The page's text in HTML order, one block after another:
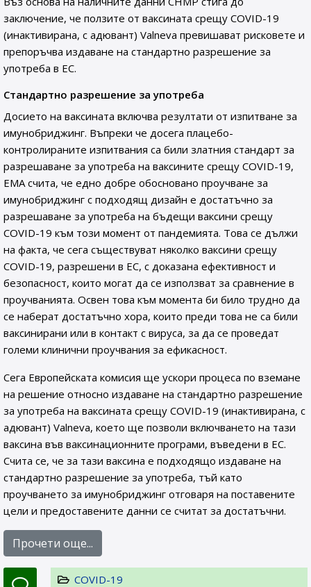
заключение, че ползите от ваксината срещу COVID-19
(инактивирана, с адювант) Valneva превишават рисковете и
препоръчва издаване на стандартно разрешение за
употреба в ЕС.
Стандартно разрешение за употреба
Досието на ваксината включва резултати от изпитване за
имунобриджинг. Въпреки че досега плацебо-
контролираните изпитвания са били златния стандарт за
разрешаване за употреба на ваксините срещу COVID-19,
EMA счита, че едно добре обосновано проучване за
имунобриджинг с подходящ дизайн е достатъчно за
разрешаване за употреба на бъдещи ваксини срещу
COVID-19 към този момент от пандемията. Това се дължи
на факта, че сега съществуват няколко ваксини срещу
COVID-19, разрешени в ЕС, с доказана ефективност и
безопасност, които могат да се използват за сравнение в
проучванията. Освен това към момента би било трудно да
се наберат достатъчно хора, които преди това не са били
ваксинирани или в контакт с вируса, за да се проведат
големи клинични проучвания за ефикасност.
Сега Европейската комисия ще ускори процеса по вземане
на решение относно издаване на стандартно разрешение
за употреба на ваксината срещу COVID-19 (инактивирана, с
адювант) Valneva, което ще позволи включването на тази
ваксина във ваксинационните програми, въведени в ЕС.
Счита се, че за тази ваксина е подходящо издаване на
стандартно разрешение за употреба, тъй като
проучването за имунобриджинг отговаря на поставените
цели и предоставените данни се считат за достатъчни.
Прочети още...
COVID-19